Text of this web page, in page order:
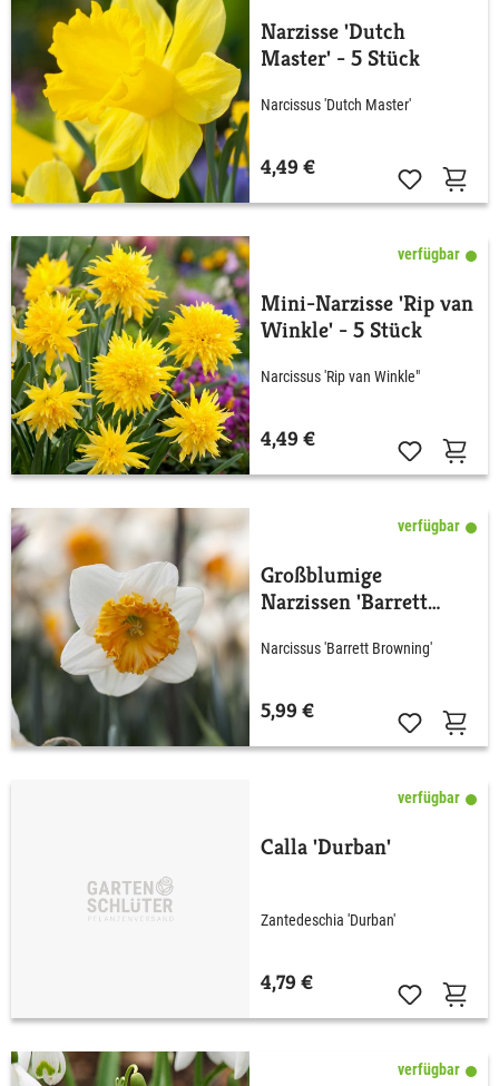
Narzisse 'Dutch
Master' - 5 Stück
Narcissus 'Dutch Master'
4,49 €
verfügbar
Mini-Narzisse 'Rip van
Winkle' - 5 Stück
Narcissus 'Rip van Winkle"
4,49 €
verfügbar
Großblumige
Narzissen 'Barrett
Narcissus 'Barrett Browning'
5,99 €
verfügbar
Calla 'Durban'
Zantedeschia 'Durban'
4,79 €
verfügbar